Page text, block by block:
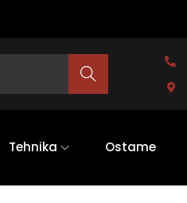
Search
Tehnika Ostame